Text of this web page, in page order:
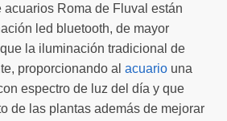
acuarios Roma de Fluval están
led bluetooth, de mayor
la iluminación tradicional de
proporcionando al acuario una
espectro de luz del día y que
de las plantas además de mejorar